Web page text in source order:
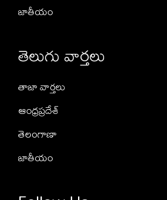
జాతీయం
తెలుగు వార్తలు
తాజా వార్తలు
ఆంధ్రప్రదేశ్
తెలంగాణా
జాతీయం